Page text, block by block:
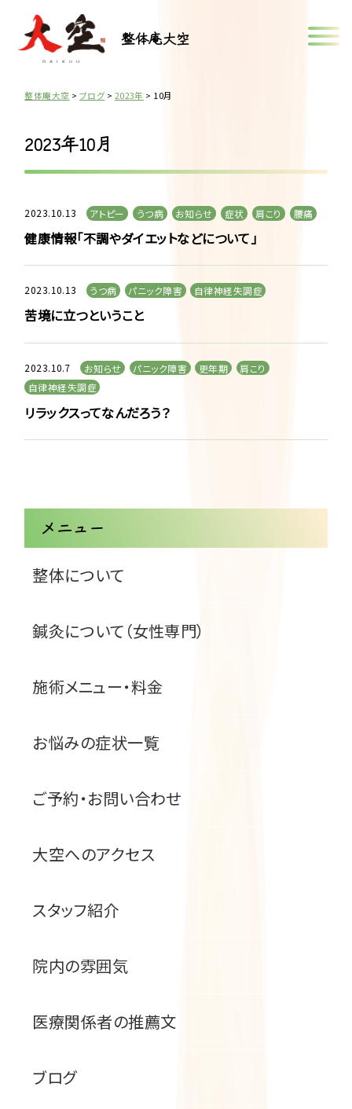
整体庵大空
整体庵大空 > ブログ > 2023年 > 10月
2023年10月
2023.10.13 アトピー うつ病 お知らせ 症状 肩こり 腰痛
健康情報「不調やダイエットなどについて」
2023.10.13 うつ病 パニック障害 自律神経失調症
苦境に立つということ
2023.10.7 お知らせ パニック障害 更年期
肩こり
自律神経失調症
リラックスってなんだろう？
メニュー
整体について
鍼灸について（女性専門）
施術メニュー・料金
お悩みの症状一覧
ご予約・お問い合わせ
大空へのアクセス
スタッフ紹介
院内の雰囲気
医療関係者の推薦文
ブログ